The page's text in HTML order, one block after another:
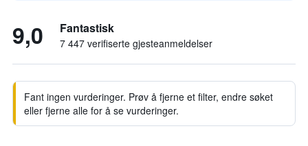
9,0 Fantastisk
7 447 verifiserte gjesteanmeldelser
Fant ingen vurderinger. Prøv å fjerne et filter, endre søket
eller fjerne alle for å se vurderinger.